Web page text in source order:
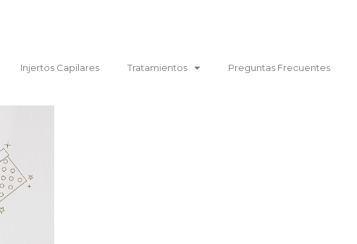
Injertos Capilares Tratamientos Preguntas Frecuentes